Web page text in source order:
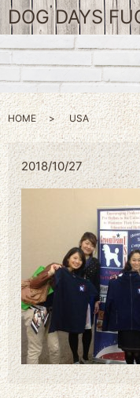
DOG DAYS
HOME USA
2018/10/27